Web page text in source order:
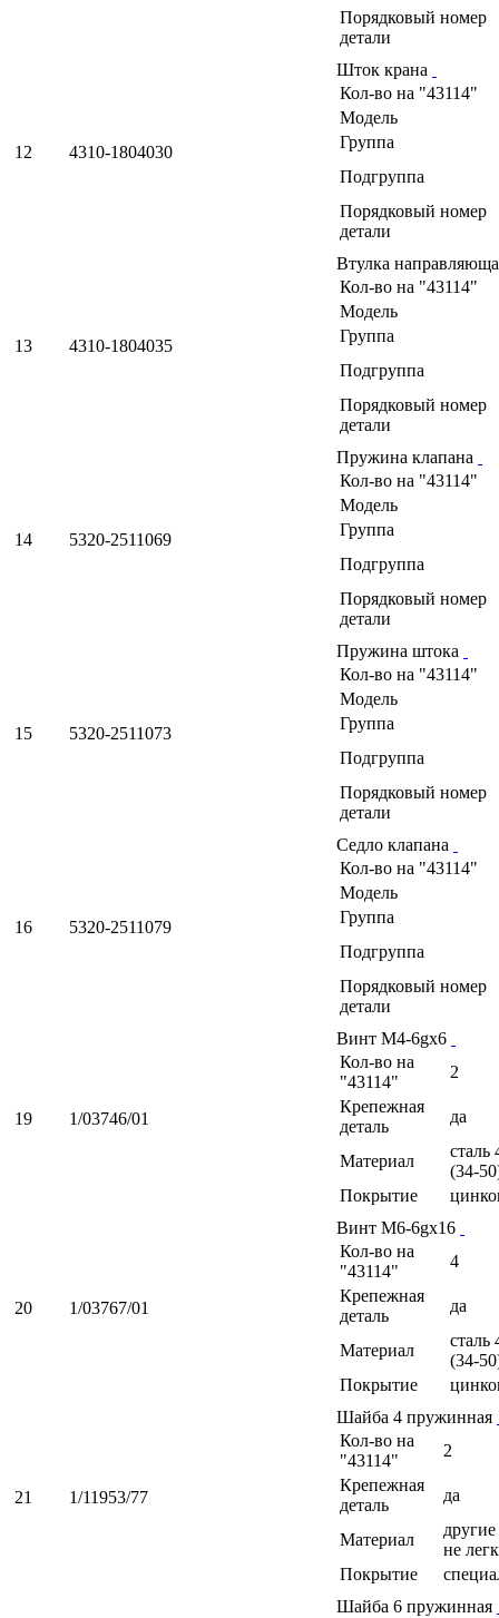
Порядковый номер
детали
12 4310-1804030
Шток крана
Кол-во на "43114"
Модель
Группа
Подгруппа
Порядковый номер
детали
13 4310-1804035
Втулка
Кол-во на "43114"
Модель
Группа
Подгруппа
Порядковый номер
детали
14 5320-2511069
Пружина клапана
Кол-во на "43114"
Модель
Группа
Подгруппа
Порядковый номер
детали
15 5320-2511073
Пружина штока
Кол-во на "43114"
Модель
Группа
Подгруппа
Порядковый номер
детали
16 5320-2511079
Седло клапана
Кол-во на "43114"
Модель
Группа
Подгруппа
Порядковый номер
детали
19 1/03746/01
Винт М4-6gх6
Кол-во на
"43114"
2
Крепежная
деталь
да
Материал
сталь
(34-
Покрытие
20 1/03767/01
Винт М6-6gх16
Кол-во на
"43114"
4
Крепежная
деталь
да
Материал
сталь
(34-
Покрытие
21 1/11953/77
Шайба 4 пружинная
Кол-во на
"43114"
2
Крепежная
деталь
да
Материал
не
Покрытие
Шайба 6 пружинная